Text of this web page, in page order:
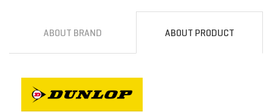
ABOUT BRAND ABOUT PRODUCT